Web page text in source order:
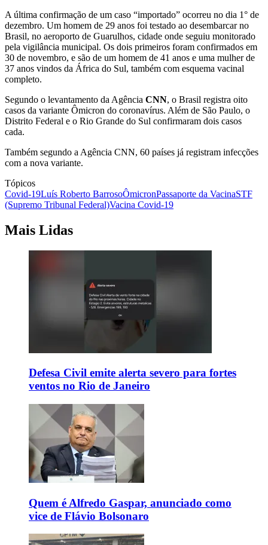
A última confirmação de um caso “importado” ocorreu no dia 1° de
dezembro. Um homem de 29 anos foi testado ao desembarcar no
Brasil, no aeroporto de Guarulhos, cidade onde seguiu monitorado
pela vigilância municipal. Os dois primeiros foram confirmados em
30 de novembro, e são de um homem de 41 anos e uma mulher de
37 anos vindos da África do Sul, também com esquema vacinal
completo.
Segundo o levantamento da Agência CNN, o Brasil registra oito
casos da variante Ômicron do coronavírus. Além de São Paulo, o
Distrito Federal e o Rio Grande do Sul confirmaram dois casos
cada.
Também segundo a Agência CNN, 60 países já registram infecções
com a nova variante.
Tópicos
Covid-19Luís Roberto BarrosoÔmicronPassaporte da VacinaSTF
(Supremo Tribunal Federal)Vacina Covid-19
Mais Lidas
Defesa Civil emite alerta severo para fortes
ventos no Rio de Janeiro
Quem é Alfredo Gaspar, anunciado como
vice de Flávio Bolsonaro